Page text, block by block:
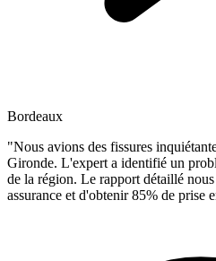
Bordeaux
"Nous avions des fissures
Gironde. L'expert a identifié un
de la région. Le rapport détaillé
assurance et d'obtenir 85% de prise